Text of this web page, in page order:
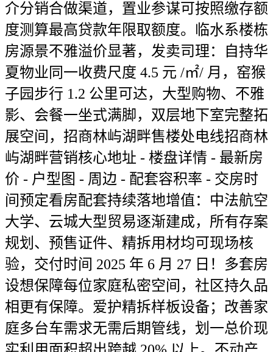
介分销合做渠道，置业参谋可按照缴存额
度测算最高贷款年限取额度。临水系楼栋
房源景不雅溢价显著，发卖司理：自持华
夏物业同一收费尺度 4.5 元 /㎡/ 月，窑猴
子园步行 1.2 公里可达，大型购物、不雅
影、会餐一坐式满脚，双层地下室完整拓
展空间，招商林屿湖畔售楼处电线招商林
屿湖畔营销核心地址 - 楼盘详情 - 最新房
价 - 户型图 - 周边 - 配套容积率 - 交房时
间预定看房配套持续落地增值：中法航空
大学、云城大型贸易逐渐建成，所有存案
规划、预售证件、精拆用材均可现场核
验，交付时间 2025 年 6 月 27 日！多套房
设想保障每位家庭私密空间，社区持久品
相更有保障。爱护精拆样板设备；改善家
庭多台车需求无需后期管线，划一总价现